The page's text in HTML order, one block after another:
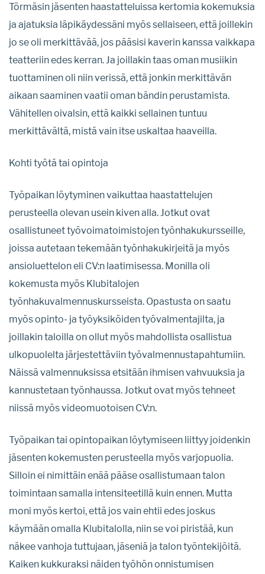
Törmäsin jäsenten haastatteluissa kertomia kokemuksia
ja ajatuksia läpikäydessäni myös sellaiseen, että joillekin
jo se oli merkittävää, jos pääsisi kaverin kanssa vaikkapa
teatteriin edes kerran. Ja joillakin taas oman musiikin
tuottaminen oli niin verissä, että jonkin merkittävän
aikaan saaminen vaatii oman bändin perustamista.
Vähitellen oivalsin, että kaikki sellainen tuntuu
merkittävältä, mistä vain itse uskaltaa haaveilla.
Kohti työtä tai opintoja
Työpaikan löytyminen vaikuttaa haastattelujen
perusteella olevan usein kiven alla. Jotkut ovat
osallistuneet työvoimatoimistojen työnhakukursseille,
joissa autetaan tekemään työnhakukirjeitä ja myös
ansioluettelon eli CV:n laatimisessa. Monilla oli
kokemusta myös Klubitalojen
työnhakuvalmennuskursseista. Opastusta on saatu
myös opinto- ja työyksiköiden työvalmentajilta, ja
joillakin taloilla on ollut myös mahdollista osallistua
ulkopuolelta järjestettäviin työvalmennustapahtumiin.
Näissä valmennuksissa etsitään ihmisen vahvuuksia ja
kannustetaan työnhaussa. Jotkut ovat myös tehneet
niissä myös videomuotoisen CV:n.
Työpaikan tai opintopaikan löytymiseen liittyy joidenkin
jäsenten kokemusten perusteella myös varjopuolia.
Silloin ei nimittäin enää pääse osallistumaan talon
toimintaan samalla intensiteetillä kuin ennen. Mutta
moni myös kertoi, että jos vain ehtii edes joskus
käymään omalla Klubitalolla, niin se voi piristää, kun
näkee vanhoja tuttujaan, jäseniä ja talon työntekijöitä.
Kaiken kukkuraksi näiden työhön onnistumisen